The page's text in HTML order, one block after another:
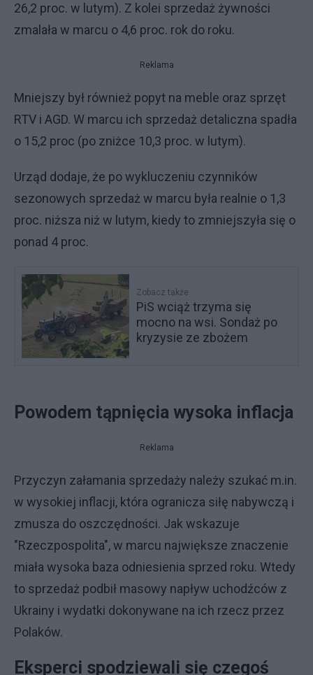
26,2 proc. w lutym). Z kolei sprzedaż żywności
zmalała w marcu o 4,6 proc. rok do roku.
Reklama
Mniejszy był również popyt na meble oraz sprzęt
RTV i AGD. W marcu ich sprzedaż detaliczna spadła
o 15,2 proc (po zniżce 10,3 proc. w lutym).
Urząd dodaje, że po wykluczeniu czynników
sezonowych sprzedaż w marcu była realnie o 1,3
proc. niższa niż w lutym, kiedy to zmniejszyła się o
ponad 4 proc.
Zobacz także
PiS wciąż trzyma się
mocno na wsi. Sondaż po
kryzysie ze zbożem
Powodem tąpnięcia wysoka inflacja
Reklama
Przyczyn załamania sprzedaży należy szukać m.in.
w wysokiej inflacji, która ogranicza siłę nabywczą i
zmusza do oszczędności. Jak wskazuje
"Rzeczpospolita", w marcu największe znaczenie
miała wysoka baza odniesienia sprzed roku. Wtedy
to sprzedaż podbił masowy napływ uchodźców z
Ukrainy i wydatki dokonywane na ich rzecz przez
Polaków.
Eksperci spodziewali się czegoś